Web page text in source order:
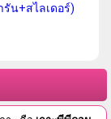
รัน+สไลเดอร์)